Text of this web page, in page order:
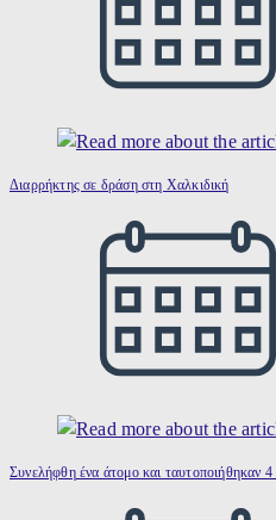
Διαρρήκτης σε δράση στη Χαλκιδική
Συνελήφθη ένα άτομο και ταυτοποιήθηκαν